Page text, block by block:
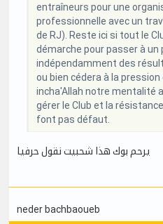
entraîneurs pour une
professionnelle avec un
de RJ). Reste ici si tout le
démarche pour passer à un
indépendamment des
ou bien cédera à la pression
incha'Allah notre mentalité
gérer le Club et la
font pas défaut.
يرحم بوك هذا شحبيت نقول حرفيا
neder bachbaoueb